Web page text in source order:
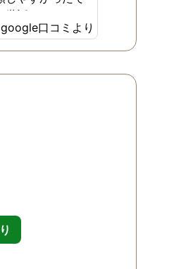
世話になりまし
google口コミより